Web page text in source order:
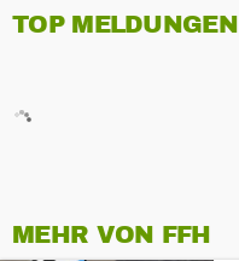
TOP MELDUNGEN
MEHR VON FFH